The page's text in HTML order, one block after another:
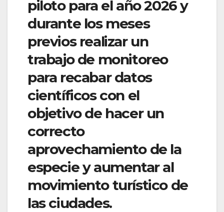
piloto para el año 2026 y
durante los meses
previos realizar un
trabajo de monitoreo
para recabar datos
científicos con el
objetivo de hacer un
correcto
aprovechamiento de la
especie y aumentar al
movimiento turístico de
las ciudades.